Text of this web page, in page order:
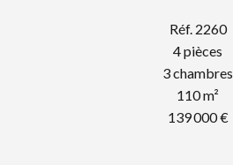
Réf. 2260
4 pièces
3 chambres
110 m²
139 000 €